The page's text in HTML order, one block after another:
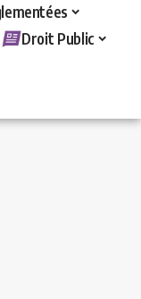
Droit Public
humaines>Droit